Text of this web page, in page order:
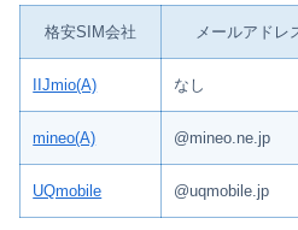
格安SIM会社 メールアドレ
IIJmio(A) なし
mineo(A) @mineo.ne.jp
UQmobile @uqmobile.jp